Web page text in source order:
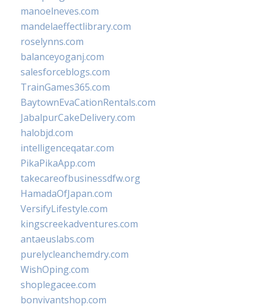
manoelneves.com
mandelaeffectlibrary.com
roselynns.com
balanceyoganj.com
salesforceblogs.com
TrainGames365.com
BaytownEvaCationRentals.com
JabalpurCakeDelivery.com
halobjd.com
intelligenceqatar.com
PikaPikaApp.com
takecareofbusinessdfw.org
HamadaOfJapan.com
VersifyLifestyle.com
kingscreekadventures.com
antaeuslabs.com
purelycleanchemdry.com
WishOping.com
shoplegacee.com
bonvivantshop.com